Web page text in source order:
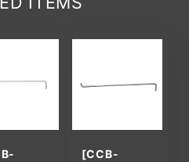
[CCB-